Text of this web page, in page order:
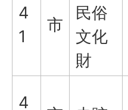
4
1
市
民俗
文化
財
4